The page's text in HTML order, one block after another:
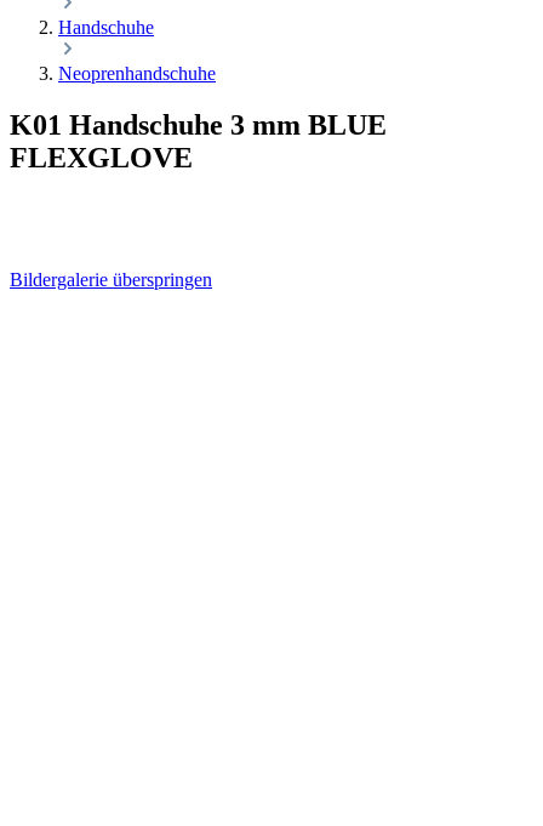
Handschuhe
Neoprenhandschuhe
K01 Handschuhe 3 mm BLUE
FLEXGLOVE
Bildergalerie überspringen